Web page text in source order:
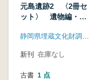
元島遺跡2 〈2冊セ
ット〉 遺物編・遺
静岡県埋蔵文化財調査研究所
新刊 在庫なし
古書 1 点